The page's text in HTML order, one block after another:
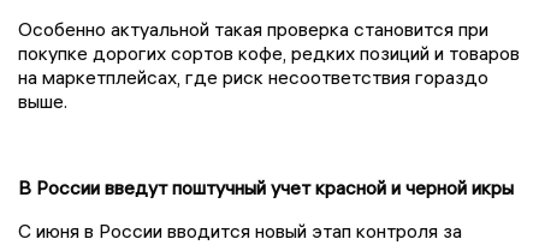
Особенно актуальной такая проверка становится при
покупке дорогих сортов кофе, редких позиций и товаров
на маркетплейсах, где риск несоответствия гораздо
выше.
В России введут поштучный учет красной и черной икры
С июня в России вводится новый этап контроля за